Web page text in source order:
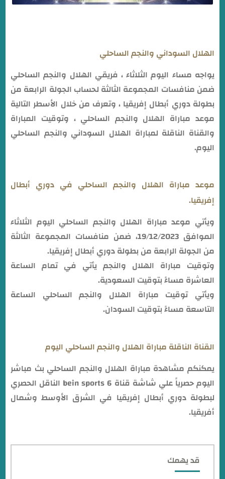
الهلال السوداني والنجم الساحلي
يواجه مساء اليوم الثلاثاء ، فريقي الهلال والنجم الساحلي
ضمن منافسات المجموعة الثالثة لحساب الجولة الرابعة من
بطولة دوري أبطال إفريقيا ، وتعرف من خلال الأسطر التالية
موعد مباراة الهلال والنجم الساحلي ، وتوقيت المباراة
والقناة الناقلة لمباراة الهلال السوداني والنجم الساحلي
اليوم.
موعد مباراة الهلال والنجم الساحلي في دوري أبطال
إفريقيا.
ويأتي موعد مباراة الهلال والنجم الساحلي اليوم الثلاثاء
الموافق 19/12/2023، ضمن منافسات المجموعة الثالثة
من الجولة الرابعة من بطولة دوري أبطال إفريقيا.
وتوقيت مباراة الهلال والنجم يأتي في تمام الساعة
العاشرة مساءً بتوقيت السعودية.
ويأتي توقيت مباراة الهلال والنجم الساحلي الساعة
التاسعة مساءً بتوقيت السودان.
القناة الناقلة مباراة الهلال والنجم الساحلي اليوم
يمكنكم مشاهدة مباراة الهلال والنجم الساحلي بث مباشر
اليوم حصرياً علي شاشة قناة bein sports 6 الناقل الحصري
لبطولة دوري أبطال إفريقيا في الشرق الأوسط وشمال
أفريقيا.
قد يهمك